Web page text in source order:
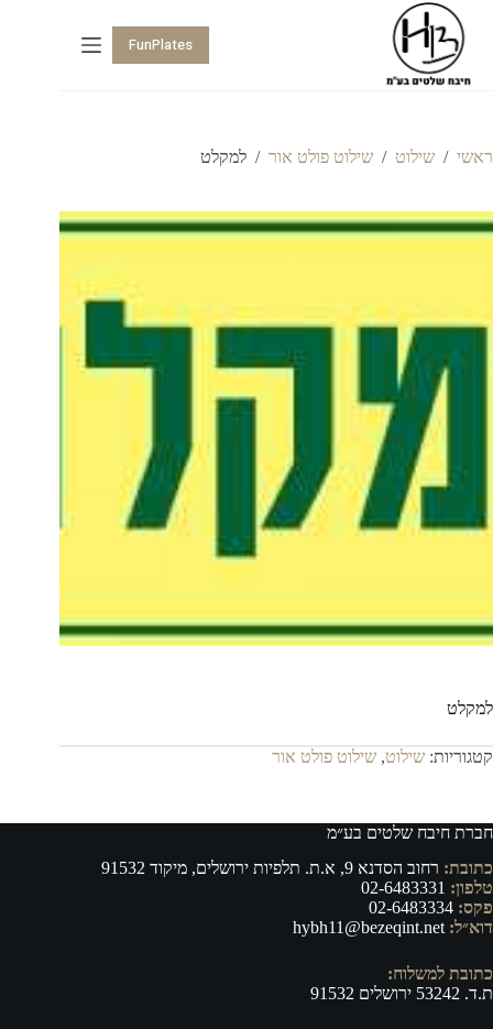
FunPlates
ראשי / שילוט / שילוט פולט אור / למקלט
למקלט
קטגוריות: שילוט, שילוט פולט אור
חברת חיבח שלטים בע״מ
כתובת: רחוב הסדנא 9, א.ת. תלפיות ירושלים, מיקוד 91532
טלפון: 02-6483331
פקס:
דוא״ל: hybh11@bezeqint.net
כתובת למשלוח:
ת.ד. 53242 ירושלים 91532